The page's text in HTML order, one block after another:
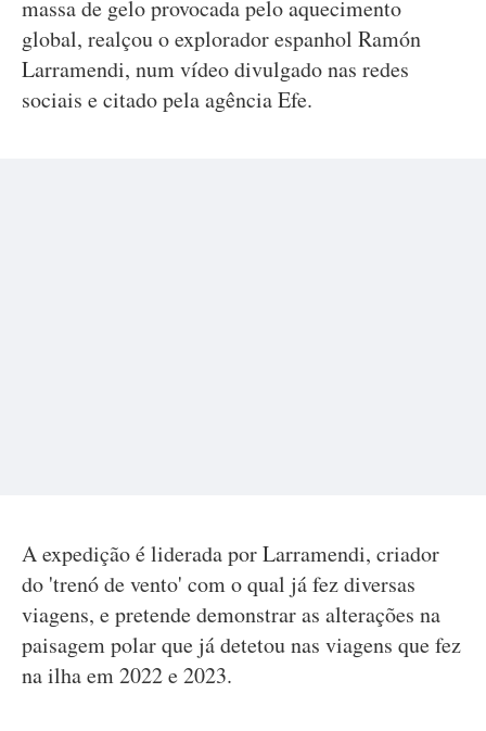
massa de gelo provocada pelo aquecimento
global, realçou o explorador espanhol Ramón
Larramendi, num vídeo divulgado nas redes
sociais e citado pela agência Efe.
A expedição é liderada por Larramendi, criador
do 'trenó de vento' com o qual já fez diversas
viagens, e pretende demonstrar as alterações na
paisagem polar que já detetou nas viagens que fez
na ilha em 2022 e 2023.